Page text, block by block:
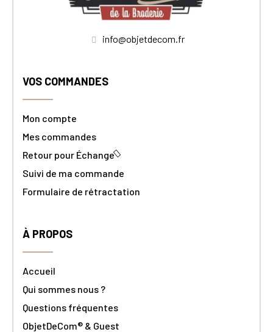
info@objetdecom.fr
VOS COMMANDES
Mon compte
Mes commandes
Retour pour Échange
Suivi de ma commande
Formulaire de rétractation
À PROPOS
Accueil
Qui sommes nous ?
Questions fréquentes
ObjetDeCom® & Guest